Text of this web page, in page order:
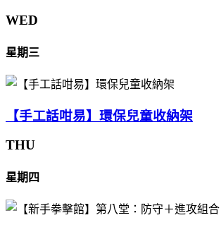
WED
星期三
【手工話咁易】環保兒童收納架
THU
星期四